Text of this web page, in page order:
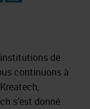
de
continuons à
Kreatech,
s’est donné